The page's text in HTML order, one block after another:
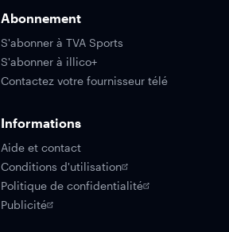
Abonnement
S'abonner à TVA Sports
S'abonner à illico+
Contactez votre fournisseur télé
Informations
Aide et contact
Conditions d'utilisation
Politique de confidentialité
Publicité